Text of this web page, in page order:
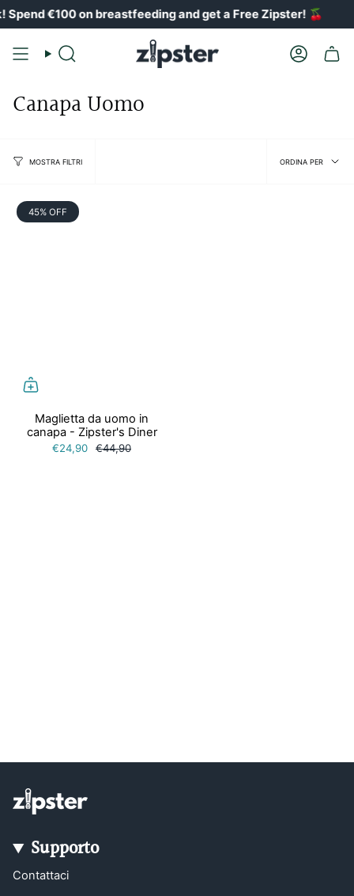
Vai
al
€100 on breastfeeding and get a Free Zipster!🍒
Ricerca
Il
Canapa Uomo
MOSTRA FILTRI Ordina
ORDINA PER
45% OFF
Maglietta da uomo in
canapa - Zipster's Diner
€24,90 €44,90
Supporto
Contattaci